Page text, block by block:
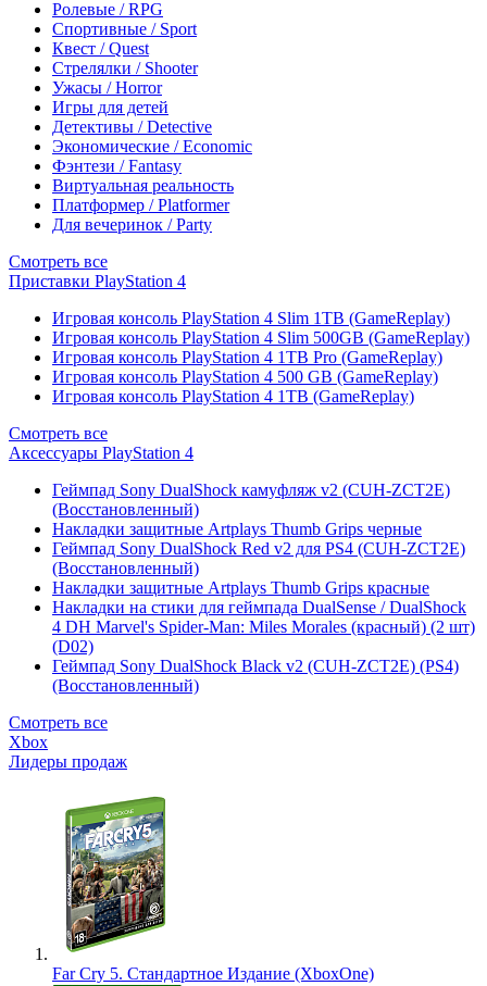
Ролевые / RPG
Спортивные / Sport
Квест / Quest
Стрелялки / Shooter
Ужасы / Horror
Игры для детей
Детективы / Detective
Экономические / Economic
Фэнтези / Fantasy
Виртуальная реальность
Платформер / Platformer
Для вечеринок / Party
Смотреть все
Приставки PlayStation 4
Игровая консоль PlayStation 4 Slim 1TB (GameReplay)
Игровая консоль PlayStation 4 Slim 500GB (GameReplay)
Игровая консоль PlayStation 4 1TB Pro (GameReplay)
Игровая консоль PlayStation 4 500 GB (GameReplay)
Игровая консоль PlayStation 4 1TB (GameReplay)
Смотреть все
Аксессуары PlayStation 4
Геймпад Sony DualShock камуфляж v2 (CUH-ZCT2E)
(Восстановленный)
Накладки защитные Artplays Thumb Grips черные
Геймпад Sony DualShock Red v2 для PS4 (CUH-ZCT2E)
(Восстановленный)
Накладки защитные Artplays Thumb Grips красные
Накладки на стики для геймпада DualSense / DualShock
4 DH Marvel's Spider-Man: Miles Morales (красный) (2 шт)
(D02)
Геймпад Sony DualShock Black v2 (CUH-ZCT2E) (PS4)
(Восстановленный)
Смотреть все
Xbox
Лидеры продаж
Far Cry 5. Стандартное Издание (XboxOne)